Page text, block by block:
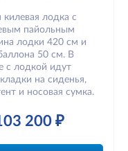
лодка с
пайольным
лодки 420 см и
50 см. В
с лодкой идут
на сиденья,
и носовая сумка.
200 ₽